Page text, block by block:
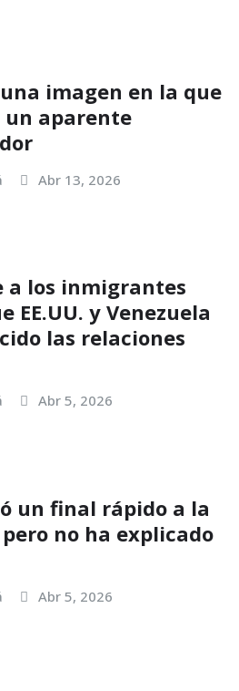
imagen en la que
un aparente
Abr 13, 2026
a los inmigrantes
EE.UU. y Venezuela
las relaciones
Abr 5, 2026
un final rápido a la
no ha explicado
Abr 5, 2026